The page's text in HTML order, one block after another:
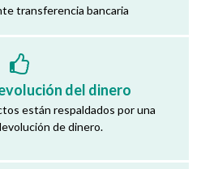
transferencia bancaria
del dinero
están respaldados por una
de dinero.